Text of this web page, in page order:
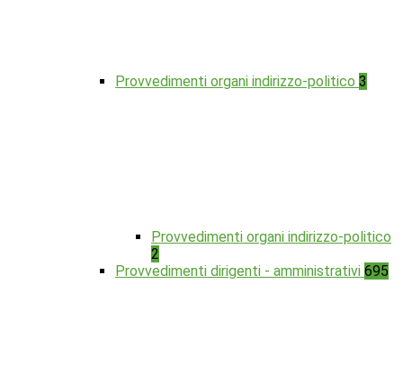
Provvedimenti organi indirizzo-politico 3
Provvedimenti organi indirizzo-politico
2
Provvedimenti dirigenti - amministrativi 695